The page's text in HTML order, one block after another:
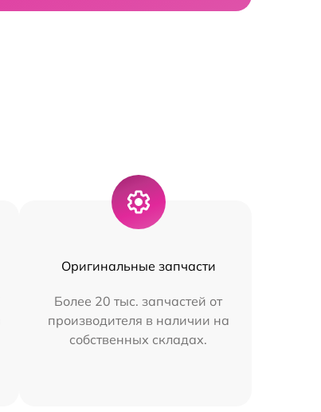
Оригинальные запчасти
Более 20 тыс. запчастей от
производителя в наличии на
собственных складах.